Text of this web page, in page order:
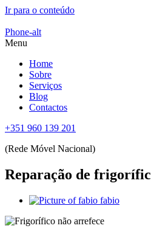
Ir para o conteúdo
Phone-alt
Menu
Home
Sobre
Serviços
Blog
Contactos
+351 960 139 201
(Rede Móvel Nacional)
Reparação de
fabio